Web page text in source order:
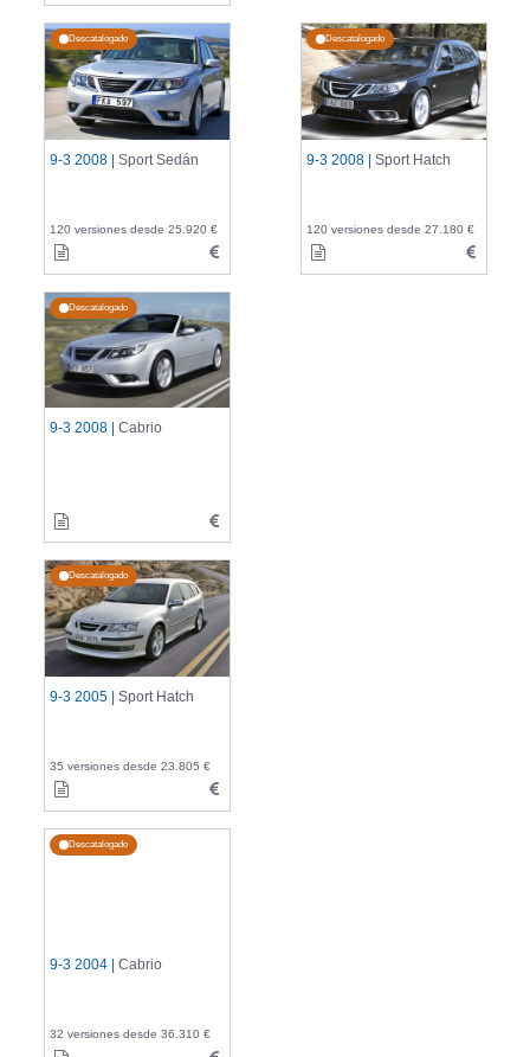
Descatalogado
9-3 2008 | Sport Sedán
120 versiones desde 25.920 €
Descatalogado
9-3 2008 | Sport Hatch
120 versiones desde 27.180 €
Descatalogado
9-3 2008 | Cabrio
Descatalogado
9-3 2005 | Sport Hatch
35 versiones desde 23.805 €
Descatalogado
9-3 2004 | Cabrio
32 versiones desde 36.310 €